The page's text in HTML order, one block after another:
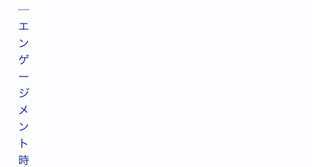
─
エ
ン
ゲ
ー
ジ
メ
ン
ト
時